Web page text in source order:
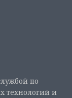
по
технологий и